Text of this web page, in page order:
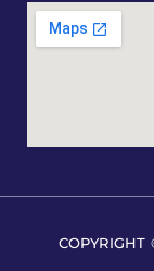
COPYRIGHT